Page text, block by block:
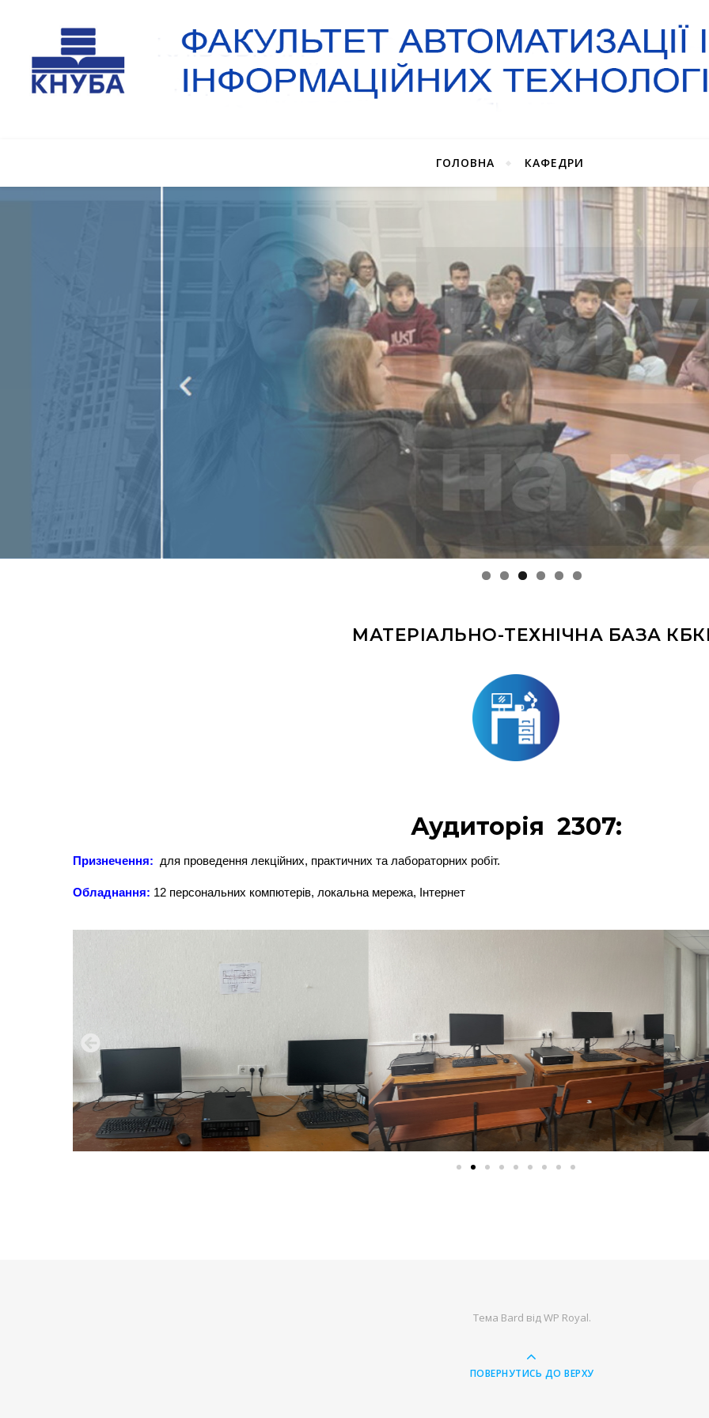
ГОЛОВНА КАФЕДРИ
МАТЕРІАЛЬНО-ТЕХНІЧНА БАЗА
Аудиторія 2307:
Признечення: для проведення лекційних, практичних та лабораторних робіт.
Обладнання: 12 персональних компютерів, локальна мережа, Інтернет
Тема Bard відWP Royal.
ПОВЕРНУТИСЬ ДО ВЕРХУ